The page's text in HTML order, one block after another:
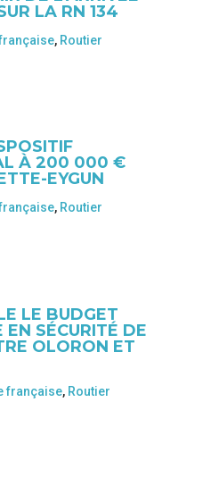
LA RN 134
, Routier
À 200 000 €
EYGUN
, Routier
LE BUDGET
EN SÉCURITÉ DE
OLORON ET
française, Routier